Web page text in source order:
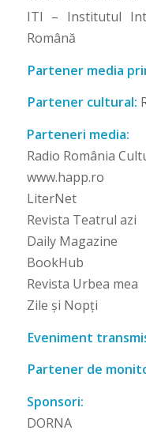
ITI – Institutul
Română
Partener media
Partener cultural:
Parteneri media:
Radio România
www.happ.ro
LiterNet
Revista Teatrul azi
Daily Magazine
BookHub
Revista Urbea mea
Zile și Nopți
Eveniment
Partener de
Sponsori:
DORNA